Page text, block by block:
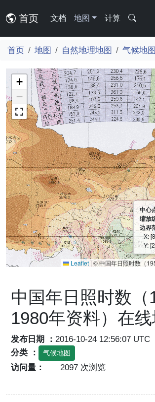
首页 文档 地图 计算
首页 地图 自然地理地图 气候地图
+
−
中心
缩放
边界
X:
Y:
Leaflet|© 中国年日照时数（
中国年日照时数（
1980年资料）在线
发布日期 ： 2016-10-24 12:56:07 UTC
分类 ：
气候地图
访问量： 2097 次浏览